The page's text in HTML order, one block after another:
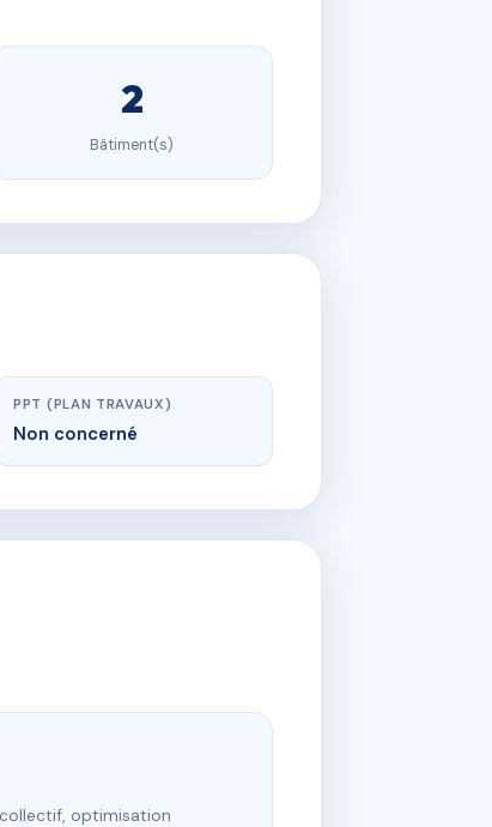
2
Bâtiment(s)
PPT (PLAN TRAVAUX)
Non concerné
optimisation